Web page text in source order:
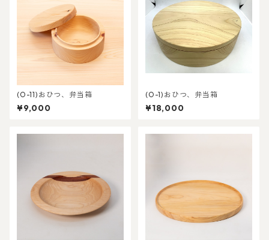
(O-11)おひつ、弁当箱
¥9,000
(O-1)おひつ、弁当箱
¥18,000